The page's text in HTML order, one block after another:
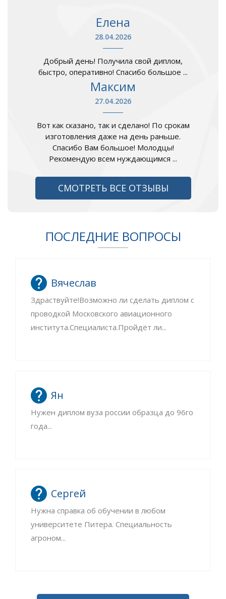
Елена
28.04.2026
Добрый день! Получила свой диплом,
быстро, оперативно! Спасибо большое ...
Максим
27.04.2026
Вот как сказано, так и сделано! По срокам
изготовления даже на день раньше.
Спасибо Вам большое! Молодцы!
Рекомендую всем нуждающимся ...
СМОТРЕТЬ ВСЕ ОТЗЫВЫ
ПОСЛЕДНИЕ ВОПРОСЫ
Вячеслав
Здраствуйте!Возможно ли сделать диплом с
проводкой Московского авиационного
института.Специалиста.Пройдёт ли...
Ян
Нужен диплом вуза россии образца до 96го
года...
Сергей
Нужна справка об обучении в любом
университете Питера. Специальность
агроном...